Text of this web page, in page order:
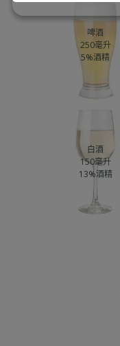
啤酒
250毫升
5%酒精
白酒
150毫升
13%酒精